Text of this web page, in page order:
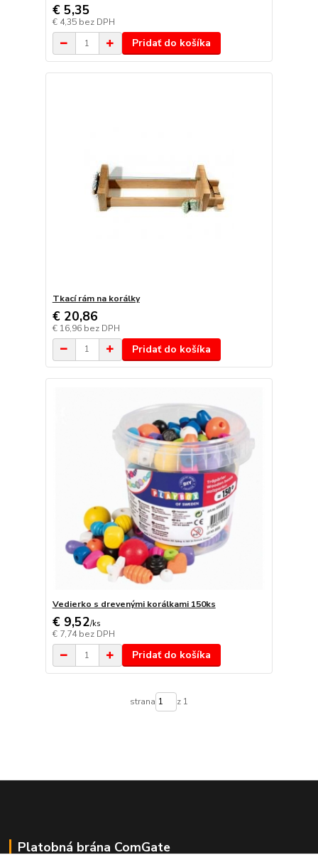
€ 5,35
€ 4,35 bez DPH
Pridať do košíka
Tkací rám na korálky
€ 20,86
€ 16,96 bez DPH
Pridať do košíka
Vedierko s drevenými korálkami 150ks
€ 9,52/ks
€ 7,74bez DPH
Pridať do košíka
strana z 1
Platobná brána ComGate